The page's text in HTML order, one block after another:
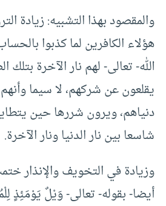
والمقصود بهذا التشبيه: زيادة
هؤلاء الكافرين لما كذبوا
الله- تعالى- لهم نار الآخرة بتلك
يقلعون عن شركهم، لا سيما
دنياهم، ويرون شررها حين
شاسعا بين نار الدنيا ونار الآخرة.
وزيادة في التخويف والإنذار
أيضا- بقوله- تعالى- وَيْلٌ يَوْمَئِذٍ